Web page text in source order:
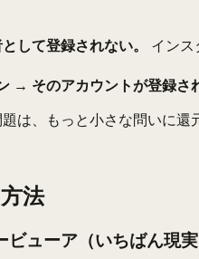
して登録されない。
イン
→ そのアカウントが登録さ
は、もっと小さな問いに還
法
ューア（いちばん現実